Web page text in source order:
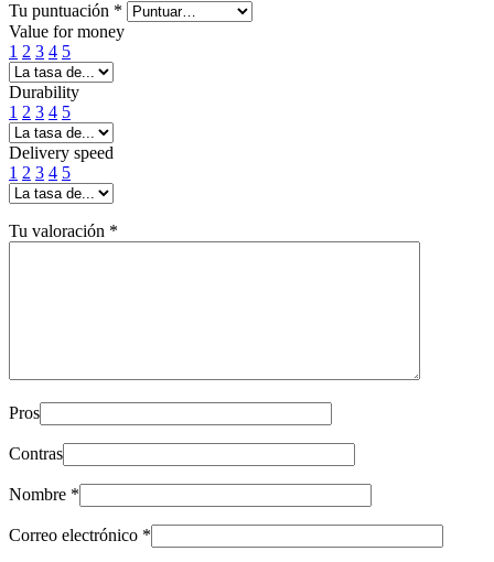
Tu puntuación *
Value for money
1 2 3 4 5
Durability
1 2 3 4 5
Delivery speed
1 2 3 4 5
Tu valoración *
Pros
Contras
Nombre *
Correo electrónico *